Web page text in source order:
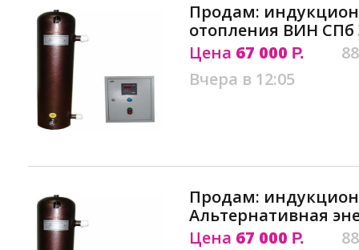
Продам:
отопления ВИН СПб
Цена 67 000 Р.
Вчера в 12:05
Продам:
Альтернативная
Цена 67 000 Р.